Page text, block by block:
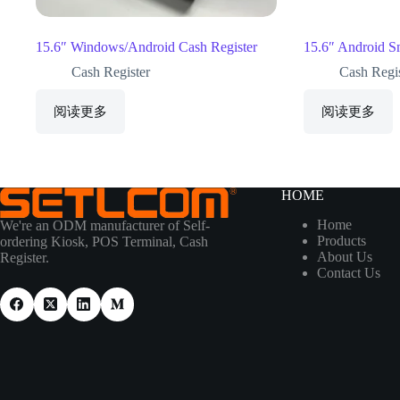
15.6″ Windows/Android Cash Register
Cash Register
阅读更多
15.6″ Android
Cash
阅读更多
We're an ODM manufacturer of Self-
ordering Kiosk, POS Terminal, Cash
Register.
HOME
Home
Products
About Us
Contact Us